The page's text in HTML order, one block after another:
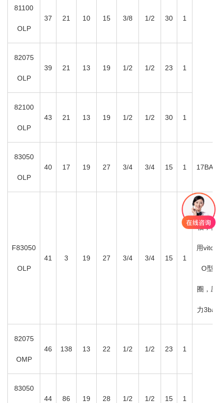
81100
OLP
37 21 10 15 3/8 1/2 30 1
82075
OLP
39 21 13 19 1/2 1/2 23 1
82100
OLP
43 21 13 19 1/2 1/2 30 1
83050
OLP
40 17 19 27 3/4 3/4 15 1 17BAR
F83050
OLP
41 3 19 27 3/4 3/4 15 1
输油卷
轴，使
用viton
O型
圈，压
力3bar
82075
OMP
46 138 13 22 1/2 1/2 23 1
83050
44 86 19 28 1/2 1/2 15 1